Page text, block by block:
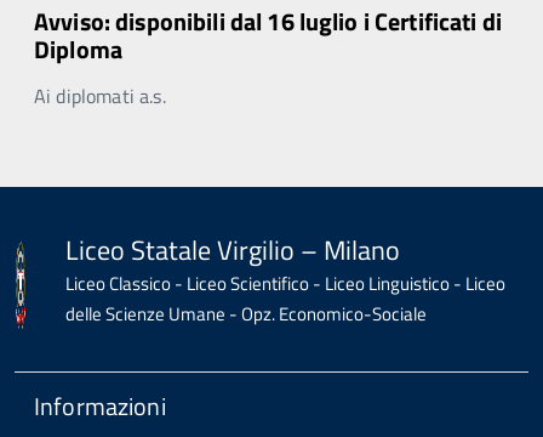
Avviso: disponibili dal 16 luglio i Certificati di
Diploma
Ai diplomati a.s.
Liceo Statale Virgilio – Milano
Liceo Classico - Liceo Scientifico - Liceo Linguistico - Liceo
delle Scienze Umane - Opz. Economico-Sociale
Informazioni